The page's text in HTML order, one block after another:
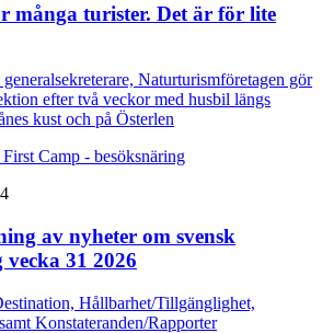
många turister. Det är för lite
Naturturismföretagen gör
efter två veckor med husbil längs
kust och på Österlen
av nyheter om svensk
vecka 31 2026
Hållbarhet/Tillgänglighet,
Konstateranden/Rapporter